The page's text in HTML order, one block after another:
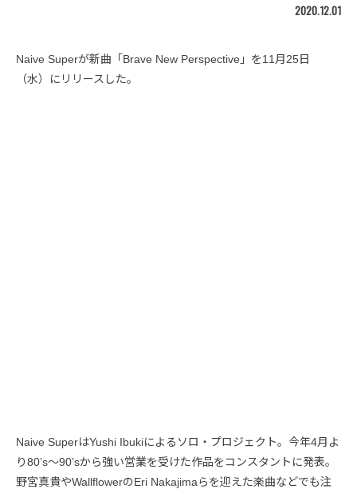
2020.12.01
Naive Superが新曲「Brave New Perspective」を11月25日
（水）にリリースした。
Naive SuperはYushi Ibukiによるソロ・プロジェクト。今年4月よ
り80’s〜90’sから強い営業を受けた作品をコンスタントに発表。
野宮真貴やWallflowerのEri Nakajimaらを迎えた楽曲などでも注